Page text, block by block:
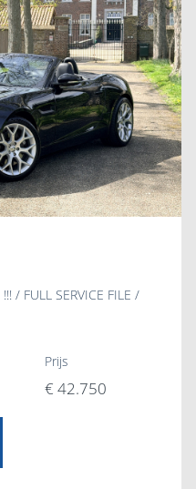
/ FULL SERVICE FILE /
Prijs
€ 42.750